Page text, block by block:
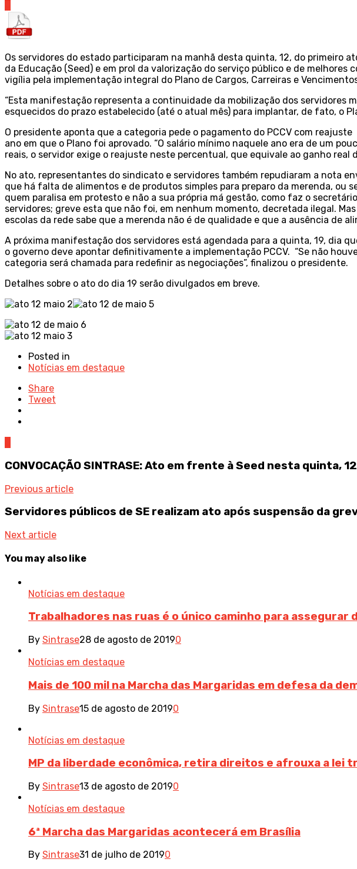
Os servidores do estado participaram na manhã desta quinta, 12, do primeiro
da Educação (Seed) e em prol da valorização do serviço público e de
vigília pela implementação integral do Plano de Cargos, Carreiras e
“Esta manifestação representa a continuidade da mobilização dos servidores
esquecidos do prazo estabelecido (até o atual mês) para implantar, de fato, o
O presidente aponta que a categoria pede o pagamento do PCCV com
ano em que o Plano foi aprovado. “O salário mínimo naquele ano era de um
reais, o servidor exige o reajuste neste percentual, que equivale ao ganho real
No ato, representantes do sindicato e servidores também repudiaram a nota
que há falta de alimentos e de produtos simples para preparo da merenda,
quem paralisa em protesto e não a sua própria má gestão, como faz o
servidores; greve esta que não foi, em nenhum momento, decretada ilegal.
escolas da rede sabe que a merenda não é de qualidade e que a ausência de
A próxima manifestação dos servidores está agendada para a quinta, 19, dia
o governo deve apontar definitivamente a implementação PCCV. “Se não
categoria será chamada para redefinir as negociações”, finalizou o presidente.
Detalhes sobre o ato do dia 19 serão divulgados em breve.
Posted in
Notícias em destaque
Share
Tweet
CONVOCAÇÃO SINTRASE: Ato em frente à Seed nesta quinta, 12
Previous article
Servidores públicos de SE realizam ato após suspensão da
Next article
You may also like
Notícias em destaque
Trabalhadores nas ruas é o único caminho para assegurar
By Sintrase28 de agosto de 20190
Notícias em destaque
Mais de 100 mil na Marcha das Margaridas em defesa da
By Sintrase15 de agosto de 20190
Notícias em destaque
MP da liberdade econômica, retira direitos e afrouxa a lei
By Sintrase13 de agosto de 20190
Notícias em destaque
6ª Marcha das Margaridas acontecerá em Brasília
By Sintrase31 de julho de 20190